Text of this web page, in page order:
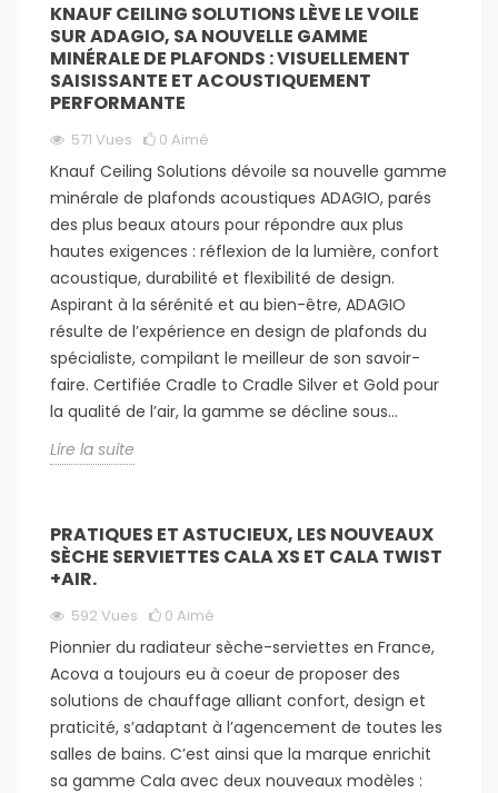
KNAUF CEILING SOLUTIONS LÈVE LE VOILE
SUR ADAGIO, SA NOUVELLE GAMME
MINÉRALE DE PLAFONDS : VISUELLEMENT
SAISISSANTE ET ACOUSTIQUEMENT
PERFORMANTE
571 Vues 0 Aimé
Knauf Ceiling Solutions dévoile sa nouvelle gamme
minérale de plafonds acoustiques ADAGIO, parés
des plus beaux atours pour répondre aux plus
hautes exigences : réflexion de la lumière, confort
acoustique, durabilité et flexibilité de design.
Aspirant à la sérénité et au bien-être, ADAGIO
résulte de l’expérience en design de plafonds du
spécialiste, compilant le meilleur de son savoir-
faire. Certifiée Cradle to Cradle Silver et Gold pour
la qualité de l’air, la gamme se décline sous...
Lire la suite
PRATIQUES ET ASTUCIEUX, LES NOUVEAUX
SÈCHE SERVIETTES CALA XS ET CALA TWIST
+AIR.
592 Vues 0 Aimé
Pionnier du radiateur sèche-serviettes en France,
Acova a toujours eu à coeur de proposer des
solutions de chauffage alliant confort, design et
praticité, s’adaptant à l’agencement de toutes les
salles de bains. C’est ainsi que la marque enrichit
sa gamme Cala avec deux nouveaux modèles :